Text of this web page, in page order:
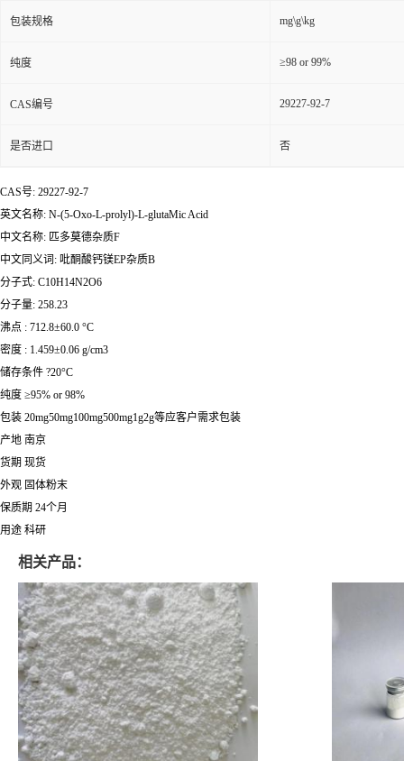
包装规格 mg\g\kg
纯度 ≥98 or 99%
CAS编号 29227-92-7
是否进口 否
CAS号: 29227-92-7
英文名称: N-(5-Oxo-L-prolyl)-L-glutaMic Acid
中文名称: 匹多莫德杂质F
中文同义词: 吡酮酸钙镁EP杂质B
分子式: C10H14N2O6
分子量: 258.23
沸点 : 712.8±60.0 °C
密度 : 1.459±0.06 g/cm3
储存条件 ?20°C
纯度 ≥95% or 98%
包装 20mg50mg100mg500mg1g2g等应客户需求包装
产地 南京
货期 现货
外观 固体粉末
保质期 24个月
用途 科研
相关产品：